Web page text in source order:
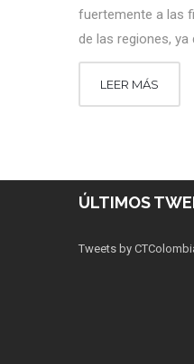
fuertemente a las
de las regiones,
LEER MÁS
ÚLTIMOS
Tweets by